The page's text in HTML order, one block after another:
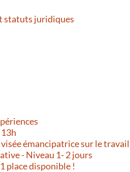
statuts juridiques
émancipatrice sur le travail
- Niveau 1- 2 jours
place disponible !